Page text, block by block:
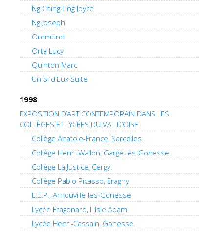
Ng Ching Ling Joyce
Ng Joseph
Ordmünd
Orta Lucy
Quinton Marc
Un Si d'Eux Suite
1998
EXPOSITION D’ART CONTEMPORAIN DANS LES
COLLÈGES ET LYCÉES DU VAL D’OISE
Collège Anatole-France, Sarcelles.
Collège Henri-Wallon, Garge-les-Gonesse.
Collège La Justice, Cergy.
Collège Pablo Picasso, Eragny
L.E.P., Arnouville-les-Gonesse
Lyçée Fragonard, L'Isle Adam.
Lycée Henri-Cassain, Gonesse.